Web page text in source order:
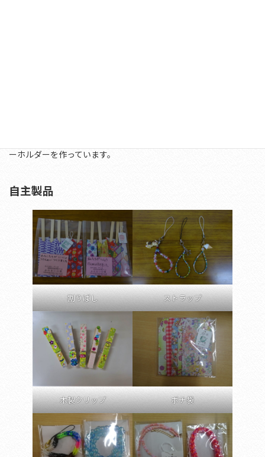
ーホルダーを作っています。
自主製品
割りばし ストラップ
木製クリップ ポチ袋